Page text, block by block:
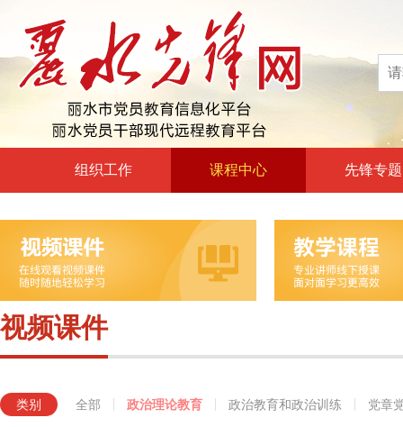
组织工作
领导动态
自身建设
组工文件
组工之窗
课程中心
政治教育和政治训练
党章党规党纪教育
革命传统教育
先锋专题
视频课件
类别 全部 政治理论教育 政治教育和政治训练 党章